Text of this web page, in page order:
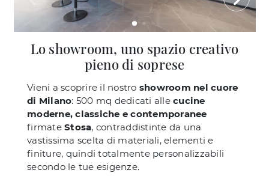
Lo showroom, uno spazio creativo
pieno di soprese
Vieni a scoprire il nostro showroom nel cuore
di Milano: 500 mq dedicati alle cucine
moderne, classiche e contemporanee
firmate Stosa, contraddistinte da una
vastissima scelta di materiali, elementi e
finiture, quindi totalmente personalizzabili
secondo le tue esigenze.